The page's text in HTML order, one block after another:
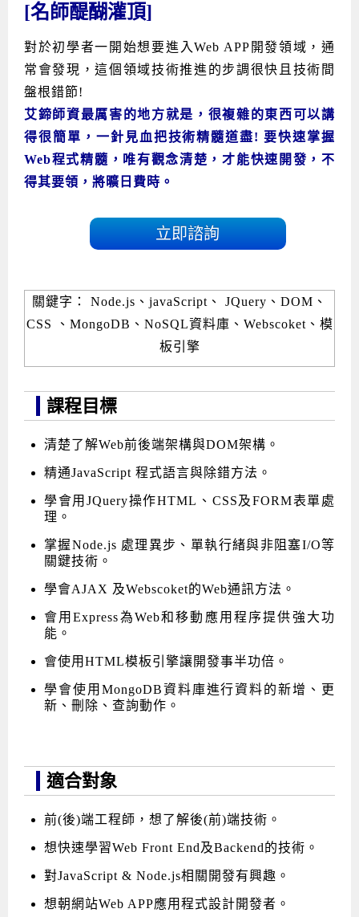
[名師醍醐灌頂]
對於初學者一開始想要進入Web APP開發領域，通
常會發現，這個領域技術推進的步調很快且技術間
盤根錯節!
艾鍗師資最厲害的地方就是，很複雜的東西可以講
得很簡單，一針見血把技術精髓道盡! 要快速掌握
Web程式精髓，唯有觀念清楚，才能快速開發，不
得其要領，將曠日費時。
立即諮詢
關鍵字： Node.js、javaScript、 JQuery、DOM、
CSS 、MongoDB、NoSQL資料庫、Webscoket、模
板引擎
課程目標
清楚了解Web前後端架構與DOM架構。
精通JavaScript 程式語言與除錯方法。
學會用JQuery操作HTML、CSS及FORM表單處
理。
掌握Node.js 處理異步、單執行緒與非阻塞I/O等
關鍵技術。
學會AJAX 及Webscoket的Web通訊方法。
會用Express為Web和移動應用程序提供強大功
能。
會使用HTML模板引擎讓開發事半功倍。
學會使用MongoDB資料庫進行資料的新增、更
新、刪除、查詢動作。
適合對象
前(後)端工程師，想了解後(前)端技術。
想快速學習Web Front End及Backend的技術。
對JavaScript & Node.js相關開發有興趣。
想朝網站Web APP應用程式設計開發者。